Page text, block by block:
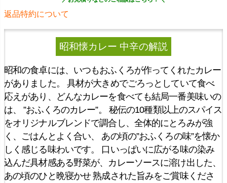
返品特約について
昭和懐カレー 中辛の解説
昭和の食卓には、いつもおふくろが作ってくれたカレー
がありました。 具材が大きめでごろっとしていて食べ
応えがあり、どんなカレーを食べても結局一番美味いの
は、 ”おふくろのカレー”。 秘伝の10種類以上のスパイス
をオリジナルブレンドで調合し、全体的にとろみが強
く、ごはんとよく合い、 あの頃の”おふくろの味”を懐か
しく感じる味わいです。 口いっぱいに広がる味の染み
込んだ具材感ある野菜が、カレーソースに溶け出した、
あの頃のひと晩寝かせ 熟成された旨みをご賞味くださ